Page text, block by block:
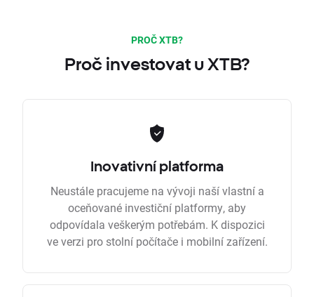
PROČ XTB?
Proč investovat u XTB?
Inovativní platforma
Neustále pracujeme na vývoji naší vlastní a
oceňované investiční platformy, aby
odpovídala veškerým potřebám. K dispozici
ve verzi pro stolní počítače i mobilní zařízení.